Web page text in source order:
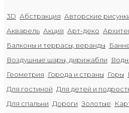
3D Абстракция Авторские
Акварель Акция Арт-деко
Балконы и террасы, веранды
Воздушные шары, дирижабли
Геометрия
Города и страны Горы
Для гостиной Для детей и
Для спальни Дороги Золотые